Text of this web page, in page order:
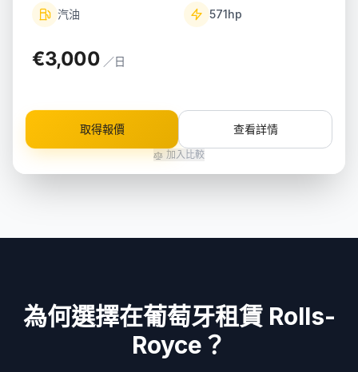
汽油 571hp
€3,000 ／日
取得報價 查看詳情
加入比較
為何選擇在葡萄牙租賃 Rolls-
Royce？